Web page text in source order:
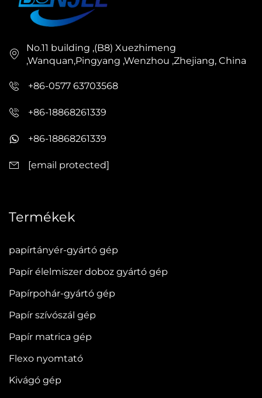
No.11 building ,(B8) Xuezhimeng
,Wanquan,Pingyang ,Wenzhou ,Zhejiang, China
+86-0577 63703568
+86-18868261339
+86-18868261339
[email protected]
Termékek
papírtányér-gyártó gép
Papír élelmiszer doboz gyártó gép
Papírpohár-gyártó gép
Papír szívószál gép
Papír matrica gép
Flexo nyomtató
Kivágó gép